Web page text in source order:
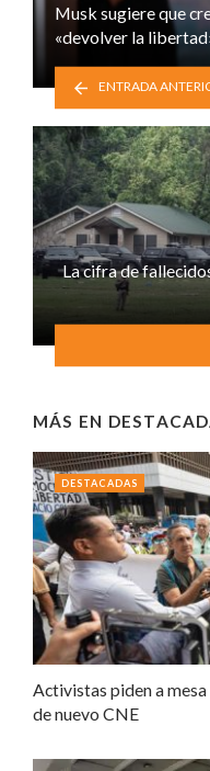
Musk sugiere que
«devolver la
ENTRADA
La cifra de
MÁS EN
Activistas piden a
de nuevo CNE
DESTACADAS